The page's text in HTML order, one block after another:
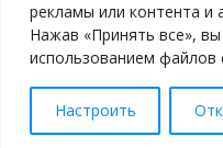
рекламы или контента и
Нажав «Принять все»,
использованием файлов
Настроить
Политика